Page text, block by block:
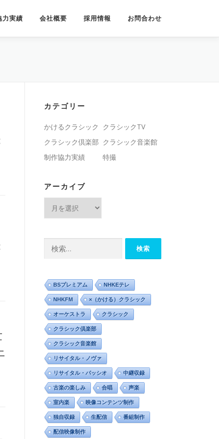
力実績 会社概要 採用情報 お問合わせ
カテゴリー
かけるクラシック クラシックTV
クラシック倶楽部 クラシック音楽館
制作協力実績
特撮
アーカイブ
イ
BSプレミアム NHKEテレ
NHKFM ×（かける）クラシック
オーケストラ クラシック
クラシック倶楽部
クラシック音楽館
リサイタル・ノヴァ
リサイタル・パッシオ 中継収録
古楽の楽しみ 合唱 声楽
室内楽 映像コンテンツ制作
独自収録 生配信 番組制作
配信映像制作